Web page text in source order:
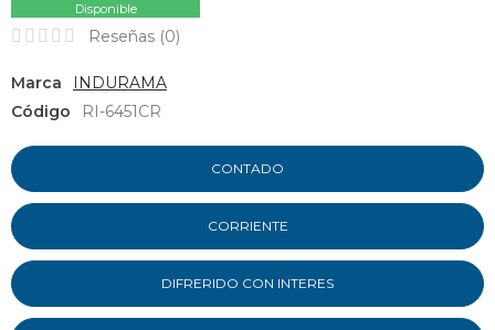
Disponible
Reseñas (0)
Marca
INDURAMA
Código
RI-6451CR
CONTADO
CORRIENTE
DIFRERIDO CON INTERES